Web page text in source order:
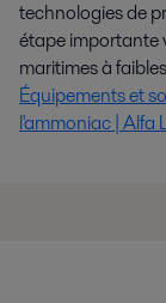
technologies de
étape importante
maritimes à
Équipements et
l'ammoniac | Alfa